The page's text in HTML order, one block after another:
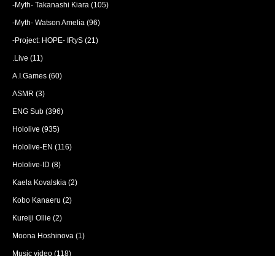
-Myth- Takanashi Kiara (105)
-Myth- Watson Amelia (96)
-Project: HOPE- IRyS (21)
.Live (11)
A.I.Games (60)
ASMR (3)
ENG Sub (396)
Hololive (935)
Hololive-EN (116)
Hololive-ID (8)
Kaela Kovalskia (2)
Kobo Kanaeru (2)
Kureiji Ollie (2)
Moona Hoshinova (1)
Music video (118)